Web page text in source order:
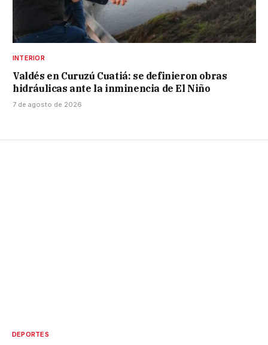
INTERIOR
Valdés en Curuzú Cuatiá: se definieron obras
hidráulicas ante la inminencia de El Niño
7 de agosto de 2026
DEPORTES